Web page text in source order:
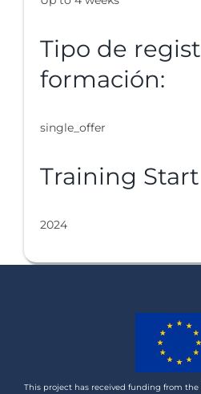
Tipo de
formación:
single_offer
Training
2024
This project has received funding from